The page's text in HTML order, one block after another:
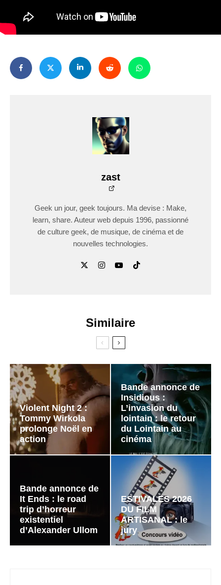
zast
Geek un jour, geek toujours. Ma devise : Make,
learn, share. Auteur web depuis 1996, passionné
de culture geek, de musique, de cinéma et de
nouvelles technologies.
Similaire
Violent Night 2 :
Tommy Wirkola
prolonge Noël en
action
Bande annonce de
Insidious :
L’invasion du
lointain : le retour
du Lointain au
cinéma
Bande annonce de
It Ends : le road
trip d’horreur
existentiel
d’Alexander Ullom
ESTIVALES 2026
DU FILM
ARTISANAL : le
jury